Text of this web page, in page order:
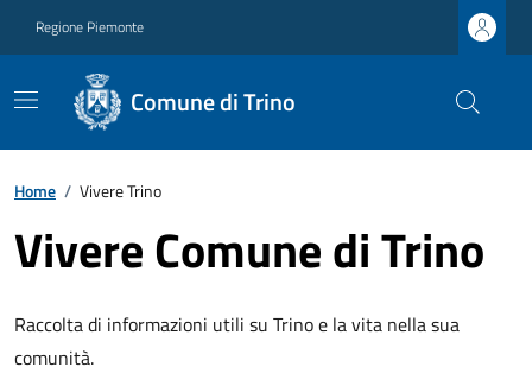
Regione Piemonte
Comune di Trino
Home / Vivere Trino
Vivere Comune di Trino
Raccolta di informazioni utili su Trino e la vita nella sua
comunità.